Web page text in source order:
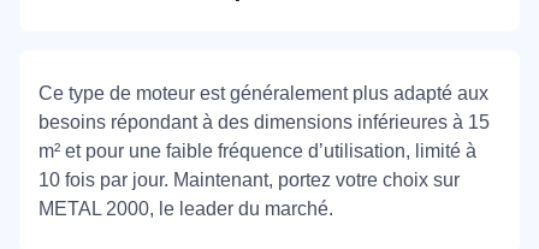
Ce type de moteur est généralement plus adapté aux
besoins répondant à des dimensions inférieures à 15
m² et pour une faible fréquence d’utilisation, limité à
10 fois par jour. Maintenant, portez votre choix sur
METAL 2000, le leader du marché.